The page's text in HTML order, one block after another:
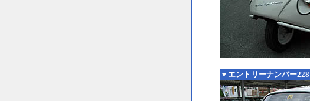
▼エントリーナンバー228